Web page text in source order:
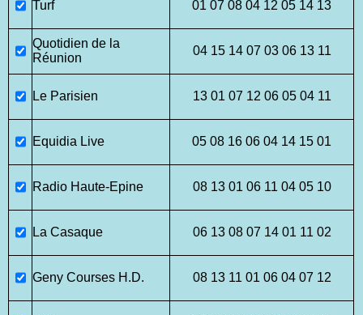
Turf 01 07 08 04 12 05 14 13
Quotidien de la
Réunion
04 15 14 07 03 06 13 11
Le Parisien 13 01 07 12 06 05 04 11
Equidia Live 05 08 16 06 04 14 15 01
Radio Haute-Epine 08 13 01 06 11 04 05 10
La Casaque 06 13 08 07 14 01 11 02
Geny Courses H.D. 08 13 11 01 06 04 07 12